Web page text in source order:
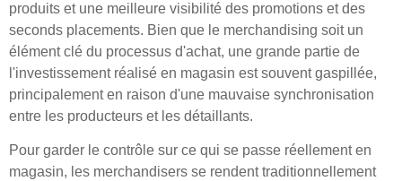
produits et une meilleure visibilité des promotions et des
seconds placements. Bien que le merchandising soit un
élément clé du processus d'achat, une grande partie de
l'investissement réalisé en magasin est souvent gaspillée,
principalement en raison d'une mauvaise synchronisation
entre les producteurs et les détaillants.
Pour garder le contrôle sur ce qui se passe réellement en
magasin, les merchandisers se rendent traditionnellement